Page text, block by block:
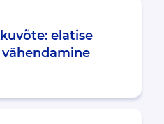
elatise